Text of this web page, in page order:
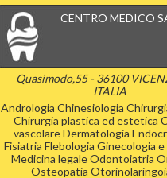
CENTRO MEDICO
Quasimodo,55 - 36100
ITALIA
Andrologia Chinesiologia
Chirurgia plastica ed estetica
vascolare Dermatologia
Fisiatria Flebologia Ginecologia
Medicina legaleOdontoiatria
Osteopatia